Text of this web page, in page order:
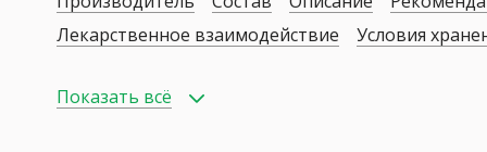
Лекарственное взаимодействие
Условия
Показать всё